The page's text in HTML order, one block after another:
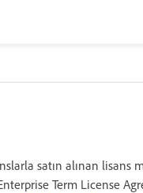
satın alınan lisans
Term License